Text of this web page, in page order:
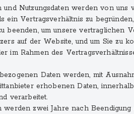
und Nutzungsdaten werden von uns
ein Vertragsverhältnis zu
beenden, um unsere vertraglichen
auf der Website, und um Sie zu
im Rahmen des
Daten werden, mit
erhobenen Daten,
verarbeitet.
werden zwei Jahre nach